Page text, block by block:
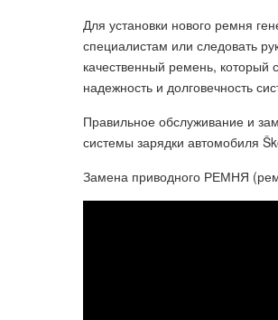
Для установки нового ремня
специалистам или следовать
качественный ремень, который
надежность и долговечность
Правильное обслуживание и
системы зарядки автомобиля
Замена приводного РЕМНЯ